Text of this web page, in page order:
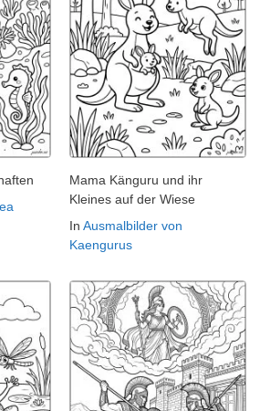
Mama Känguru und ihr
Kleines auf der Wiese
In Ausmalbilder von
Kaengurus